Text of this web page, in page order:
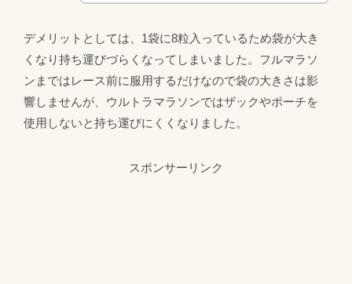
デメリットとしては、1袋に8粒入っているため袋が大き
くなり持ち運びづらくなってしまいました。フルマラソ
ンまではレース前に服用するだけなので袋の大きさは影
響しませんが、ウルトラマラソンではザックやポーチを
使用しないと持ち運びにくくなりました。
スポンサーリンク